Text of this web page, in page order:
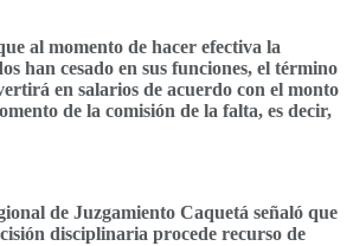
al momento de hacer efectiva la
han cesado en sus funciones, el término
en salarios de acuerdo con el monto
de la comisión de la falta, es decir,
de Juzgamiento Caquetá señaló que
disciplinaria procede recurso de